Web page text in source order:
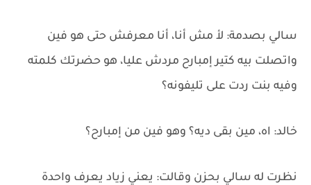
سالي بصدمة: لأ مش أنا، أنا معرفش حتى هو فين
واتصلت بيه كتير إمبارح مردش عليا، هو حضرتك كلمته
وفيه بنت ردت على تليفونه؟
خالد: اه، مين بقى ديه؟ وهو فين من إمبارح؟
نظرت له سالي بحزن وقالت: يعني زياد يعرف واحدة